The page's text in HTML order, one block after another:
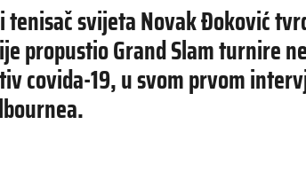
tenisač svijeta Novak Đoković
propustio Grand Slam turnire
covida-19, u svom prvom